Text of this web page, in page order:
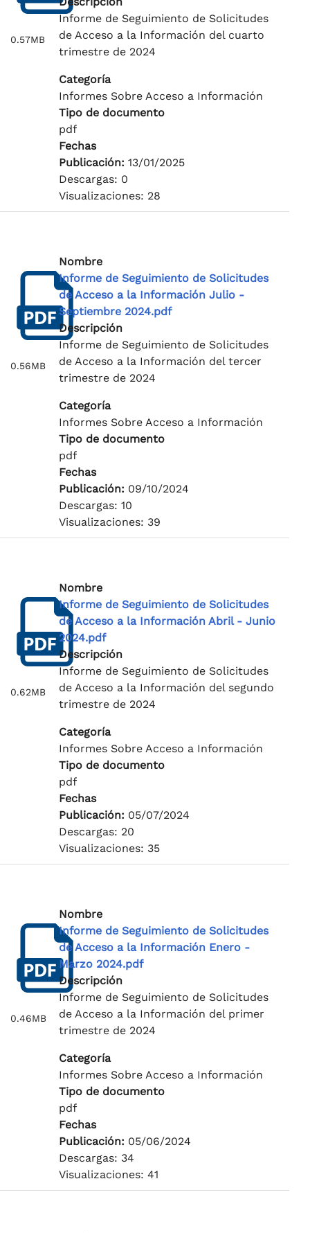
0.57MB
Informe de Seguimiento de Solicitudes
de Acceso a la Información del cuarto
trimestre de 2024
Categoría
Informes Sobre Acceso a Información
Tipo de documento
pdf
Fechas
Publicación: 13/01/2025
Descargas: 0
Visualizaciones: 28
0.56MB
Nombre
Informe de Seguimiento de Solicitudes
de Acceso a la Información Julio -
Septiembre 2024.pdf
Descripción
Informe de Seguimiento de Solicitudes
de Acceso a la Información del tercer
trimestre de 2024
Categoría
Informes Sobre Acceso a Información
Tipo de documento
pdf
Fechas
Publicación: 09/10/2024
Descargas: 10
Visualizaciones: 39
0.62MB
Nombre
Informe de Seguimiento de Solicitudes
de Acceso a la Información Abril - Junio
2024.pdf
Descripción
Informe de Seguimiento de Solicitudes
de Acceso a la Información del segundo
trimestre de 2024
Categoría
Informes Sobre Acceso a Información
Tipo de documento
pdf
Fechas
Publicación: 05/07/2024
Descargas: 20
Visualizaciones: 35
0.46MB
Nombre
Informe de Seguimiento de Solicitudes
de Acceso a la Información Enero -
Marzo 2024.pdf
Descripción
Informe de Seguimiento de Solicitudes
de Acceso a la Información del primer
trimestre de 2024
Categoría
Informes Sobre Acceso a Información
Tipo de documento
pdf
Fechas
Publicación: 05/06/2024
Descargas: 34
Visualizaciones: 41